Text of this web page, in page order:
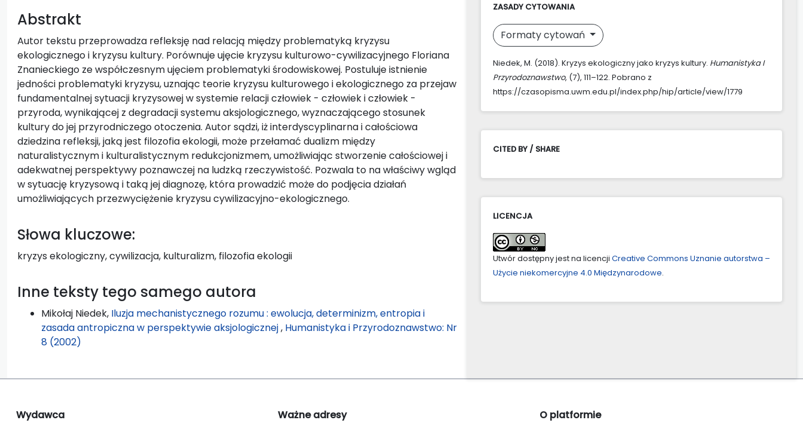
Abstrakt
Autor tekstu przeprowadza refleksję nad relacją między problematyką kryzysu
ekologicznego i kryzysu kultury. Porównuje ujęcie kryzysu kulturowo-cywilizacyjnego Floriana
Znanieckiego ze współczesnym ujęciem problematyki środowiskowej. Postuluje istnienie
jedności problematyki kryzysu, uznając teorie kryzysu kulturowego i ekologicznego za przejaw
fundamentalnej sytuacji kryzysowej w systemie relacji człowiek - człowiek i człowiek -
przyroda, wynikającej z degradacji systemu aksjologicznego, wyznaczającego stosunek
kultury do jej przyrodniczego otoczenia. Autor sądzi, iż interdyscyplinarna i całościowa
dziedzina refleksji, jaką jest filozofia ekologii, może przełamać dualizm między
naturalistycznym i kulturalistycznym redukcjonizmem, umożliwiając stworzenie całościowej i
adekwatnej perspektywy poznawczej na ludzką rzeczywistość. Pozwala to na właściwy wgląd
w sytuację kryzysową i taką jej diagnozę, która prowadzić może do podjęcia działań
umożliwiających przezwyciężenie kryzysu cywilizacyjno-ekologicznego.
Słowa kluczowe:
kryzys ekologiczny, cywilizacja, kulturalizm, filozofia ekologii
Inne teksty tego samego autora
Mikołaj Niedek, Iluzja mechanistycznego rozumu : ewolucja, determinizm, entropia i
zasada antropiczna w perspektywie aksjologicznej, Humanistyka i Przyrodoznawstwo: Nr
8 (2002)
ZASADY CYTOWANIA
Formaty cytowań
Niedek, M. (2018). Kryzys ekologiczny jako kryzys kultury. Humanistyka I
Przyrodoznawstwo, (7), 111–122. Pobrano z
https://czasopisma.uwm.edu.pl/index.php/hip/article/view/1779
CITED BY / SHARE
LICENCJA
Utwór dostępny jest na licencji Creative Commons Uznanie autorstwa –
Użycie niekomercyjne 4.0 Międzynarodowe.
Wydawca Ważne adresy O platformie